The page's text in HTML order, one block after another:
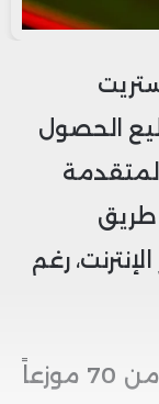
الحصول
طريق
رغم
وذكرت الصحيفة أن هناك أكثر من 70 موزعاً